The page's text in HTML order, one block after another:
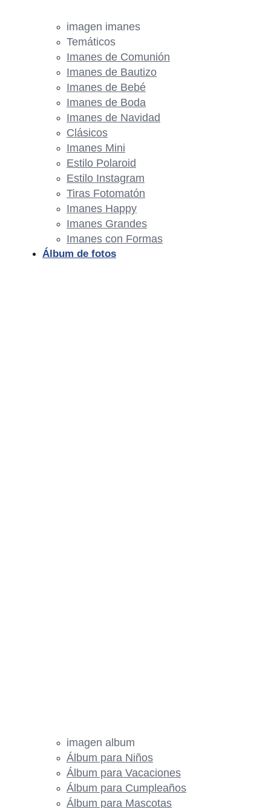
imagen imanes
Temáticos
Imanes de Comunión
Imanes de Bautizo
Imanes de Bebé
Imanes de Boda
Imanes de Navidad
Clásicos
Imanes Mini
Estilo Polaroid
Estilo Instagram
Tiras Fotomatón
Imanes Happy
Imanes Grandes
Imanes con Formas
Álbum de fotos
imagen album
Álbum para Niños
Álbum para Vacaciones
Álbum para Cumpleaños
Álbum para Mascotas